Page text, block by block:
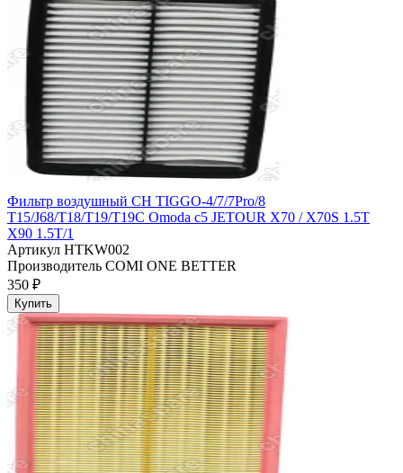
Фильтр воздушный CH TIGGO-4/7/7Pro/8
T15/J68/T18/T19/T19C Omoda c5 JETOUR X70 / X70S 1.5T
X90 1.5T/1
Артикул HTKW002
Производитель COMI ONE BETTER
350 ₽
Купить